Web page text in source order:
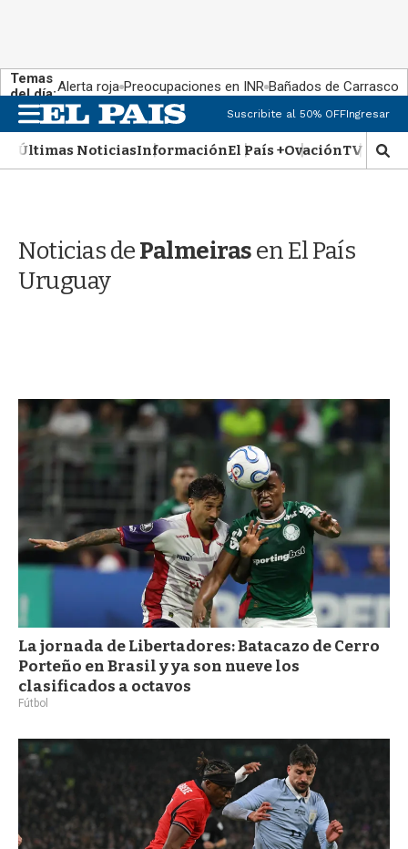
Temas
del día:Alerta roja Preocupaciones en INR Bañados de Carrasco
M
e
n
u
Suscribite al 50% OFFIngresar
Últimas NoticiasInformaciónEl País +OvaciónTV Show
M
o
d
Noticias dePalmeirasen El País
Uruguay
La jornada de Libertadores: Batacazo de Cerro
Porteño en Brasil y ya son nueve los
clasificados a octavos
Fútbol